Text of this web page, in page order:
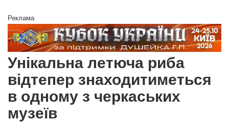
Реклама
Унікальна летюча риба
відтепер знаходитиметься
в одному з черкаських
музеїв